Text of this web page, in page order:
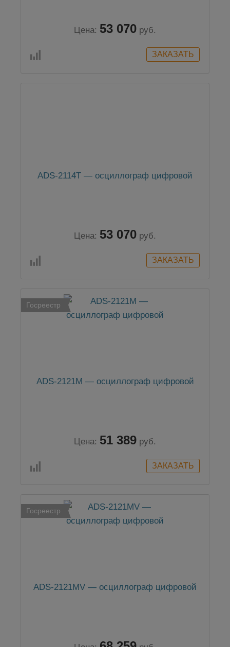
Цена: 53 070 руб.
ADS-2114T — осциллограф цифровой
Цена: 53 070 руб.
Госреестр
ADS-2121M — осциллограф цифровой
Цена: 51 389 руб.
Госреестр
ADS-2121MV — осциллограф цифровой